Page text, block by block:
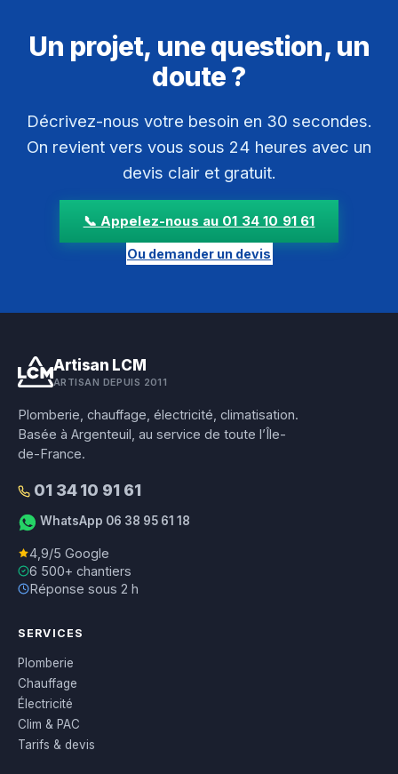
Un projet, une question, un
doute ?
Décrivez-nous votre besoin en 30 secondes.
On revient vers vous sous 24 heures avec un
devis clair et gratuit.
📞 Appelez-nous au 01 34 10 91 61
Ou demander un devis
Artisan LCM
ARTISAN DEPUIS 2011
Plomberie, chauffage, électricité, climatisation.
Basée à Argenteuil, au service de toute l’Île-
de-France.
01 34 10 91 61
WhatsApp 06 38 95 61 18
4,9/5 Google
6 500+ chantiers
Réponse sous 2 h
SERVICES
Plomberie
Chauffage
Électricité
Clim & PAC
Tarifs & devis